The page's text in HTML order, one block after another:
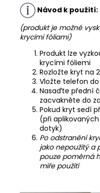
Návod k použití:
(produkt je možné
krycími fóliami)
Produkt lze
krycími fóliemi
Rozložte kryt na
Vložte telefon
Nasaďte přední
zacvakněte do
Pokud kryt sedí
(při
dotyk)
Po odstranění
jako nepoužitý a
pouze poměrná
míře použití